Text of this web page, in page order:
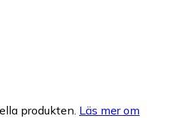
produkten. Läs mer om